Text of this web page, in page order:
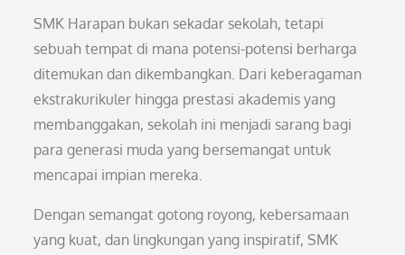
SMK Harapan bukan sekadar sekolah, tetapi
sebuah tempat di mana potensi-potensi berharga
ditemukan dan dikembangkan. Dari keberagaman
ekstrakurikuler hingga prestasi akademis yang
membanggakan, sekolah ini menjadi sarang bagi
para generasi muda yang bersemangat untuk
mencapai impian mereka.
Dengan semangat gotong royong, kebersamaan
yang kuat, dan lingkungan yang inspiratif, SMK